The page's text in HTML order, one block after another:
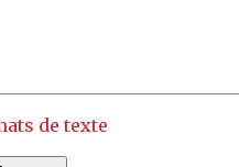
de texte